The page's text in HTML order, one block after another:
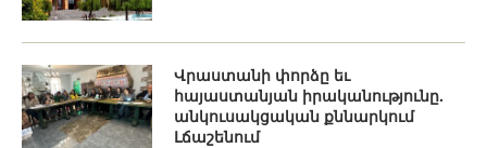
Վրաստանի փորձը եւ
հայաստանյան իրականությունը.
անկուսակցական քննարկում
Լճաշենում